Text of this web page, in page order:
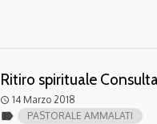
Ritiro spirituale
access_time 14 Marzo 2018
label PASTORALE AMMALATI